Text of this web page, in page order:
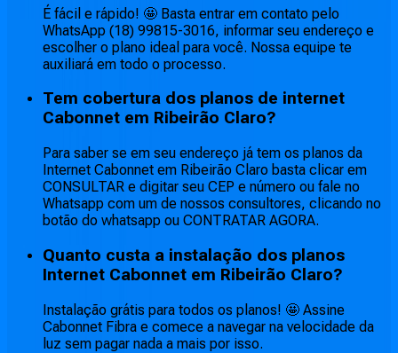
É fácil e rápido! 🤩 Basta entrar em contato pelo
WhatsApp (18) 99815-3016, informar seu endereço e
escolher o plano ideal para você. Nossa equipe te
auxiliará em todo o processo.
Tem cobertura dos planos de internet
Cabonnet em Ribeirão Claro?
Para saber se em seu endereço já tem os planos da
Internet Cabonnet em Ribeirão Claro basta clicar em
CONSULTAR e digitar seu CEP e número ou fale no
Whatsapp com um de nossos consultores, clicando no
botão do whatsapp ou CONTRATAR AGORA.
Quanto custa a instalação dos planos
Internet Cabonnet em Ribeirão Claro?
Instalação grátis para todos os planos! 🤩 Assine
Cabonnet Fibra e comece a navegar na velocidade da
luz sem pagar nada a mais por isso.